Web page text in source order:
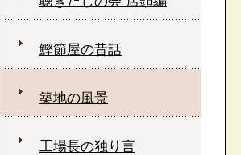
鰹節屋の昔話
築地の風景
工場長の独り言